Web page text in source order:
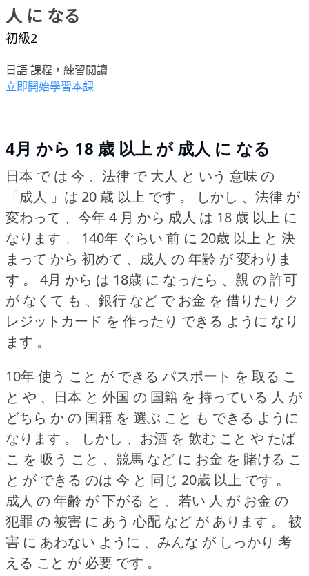
人 に なる
初級2
日語 課程，練習閱讀
立即開始學習本課
4月 から 18 歳 以上 が 成人 に なる
日本 で は 今 、法律 で 大人 と いう 意味 の
「成人 」は 20 歳 以上 です 。
しかし 、法律 が
変わって 、今年 4 月 から 成人 は 18 歳 以上 に
なります 。
140年 ぐらい 前 に 20歳 以上 と 決
まって から 初めて 、成人 の 年齢 が 変わりま
す 。
4月 から は 18歳 に なったら 、親 の 許可
が なくて も 、銀行 など で お金 を 借りたり ク
レジットカード を 作ったり できる ように なり
ます 。
10年 使う こと が できる パスポート を 取る こ
と や 、日本 と 外国 の 国籍 を 持っている 人 が
どちら か の 国籍 を 選ぶ こと も できる ように
なります 。
しかし 、お酒 を 飲む こと や たば
こ を 吸う こと 、競馬 など に お金 を 賭ける こ
と が できる のは 今 と 同じ 20歳 以上 です 。
成人 の 年齢 が 下がる と 、若い 人 が お金 の
犯罪 の 被害 に あう 心配 など が あります 。
被
害 に あわない ように 、みんな が しっかり 考
える こと が 必要 です 。